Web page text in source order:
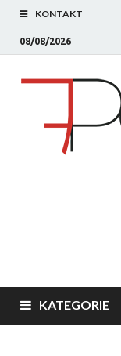
KONTAKT
08/08/2026
KATEGORIE